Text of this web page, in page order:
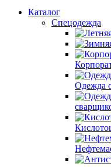
Каталог
Спецодежда
Одежда